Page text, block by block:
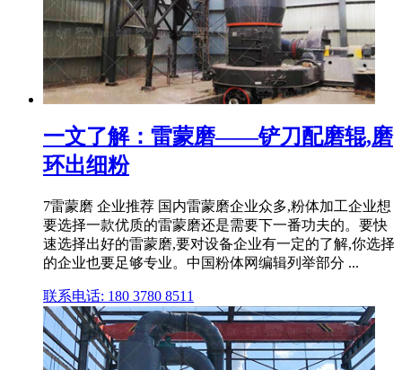
一文了解：雷蒙磨——铲刀配磨辊,磨
环出细粉
7雷蒙磨 企业推荐 国内雷蒙磨企业众多,粉体加工企业想
要选择一款优质的雷蒙磨还是需要下一番功夫的。要快
速选择出好的雷蒙磨,要对设备企业有一定的了解,你选择
的企业也要足够专业。中国粉体网编辑列举部分 ...
联系电话: 180 3780 8511